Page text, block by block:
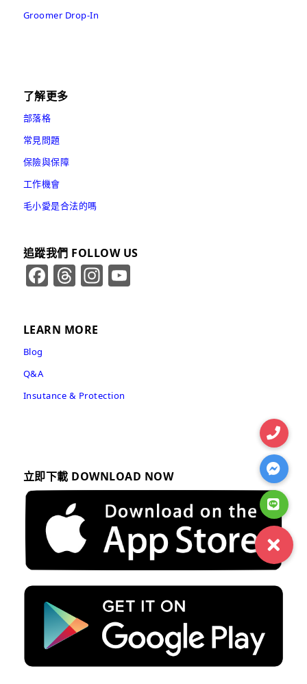
Groomer Drop-In
了解更多
部落格
常見問題
保險與保障
工作機會
毛小愛是合法的嗎
追蹤我們 FOLLOW US
FacebookThreads Instagram
LEARN MORE
Blog
Q&A
Insutance & Protection
立即下載 DOWNLOAD NOW